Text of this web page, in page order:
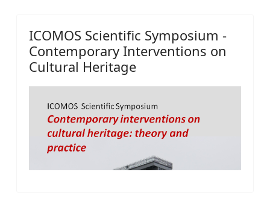
ICOMOS Scientific Symposium -
Contemporary Interventions on
Cultural Heritage